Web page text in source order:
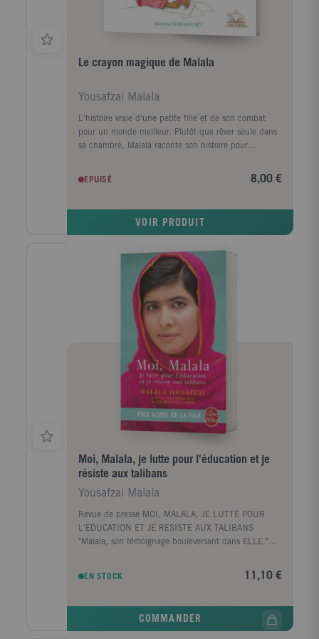
Le crayon magique de Malala
Yousafzai Malala
L'histoire vraie d'une petite fille et de son combat
pour un monde meilleur. Plutôt que rêver seule dans
sa chambre, Malala raconte son histoire pour
EPUISÉ
8,00 €
VOIR PRODUIT
Moi, Malala, je lutte pour l'éducation et je
résiste aux talibans
Yousafzai Malala
Revue de presse MOI, MALALA, JE LUTTE POUR
L'EDUCATION ET JE RESISTE AUX TALIBANS
"Malala, son témoignage bouleversant dans ELLE."
MatchLire les extraits"Malala, au nom de la paix."
Malala Yousafzai raconte son combat, ses envies, sa
EN STOCK 11,10 €
COMMANDER